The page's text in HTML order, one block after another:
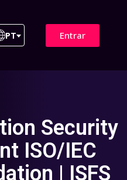
PT Entrar
Security
ISO/IEC
| ISFS